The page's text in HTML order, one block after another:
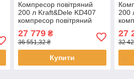
Компресор повітряний
200 л Kraft&Dele KD407
компресор повітряний
27 779₴
36 551,32 ₴
Купити
200
27
32